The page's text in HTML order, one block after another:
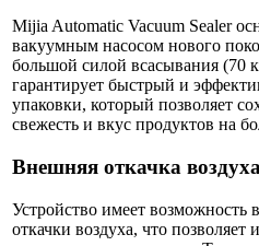
Mijia Automatic Vacuum Sealer
вакуумным насосом нового
большой силой всасывания (70
гарантирует быстрый и
упаковки, который позволяет
свежесть и вкус продуктов на
Внешняя откачка воздуха
Устройство имеет возможность
откачки воздуха, что позволяет